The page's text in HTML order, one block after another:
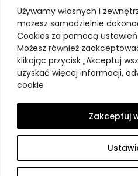
Używamy własnych i
możesz samodzielnie
Cookies za pomocą
Możesz również
klikając przycisk „Akceptuj
uzyskać więcej informacji,
cookie
Zakceptuj
Aktualności
Kasyno Oficerskie
Kino
Bilety
Zajęcia stałe
Polityka prywatności